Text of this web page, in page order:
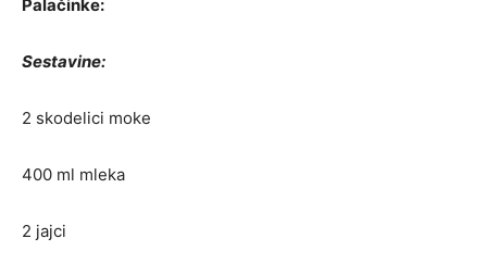
Palačinke:
Sestavine:
2 skodelici moke
400 ml mleka
2 jajci